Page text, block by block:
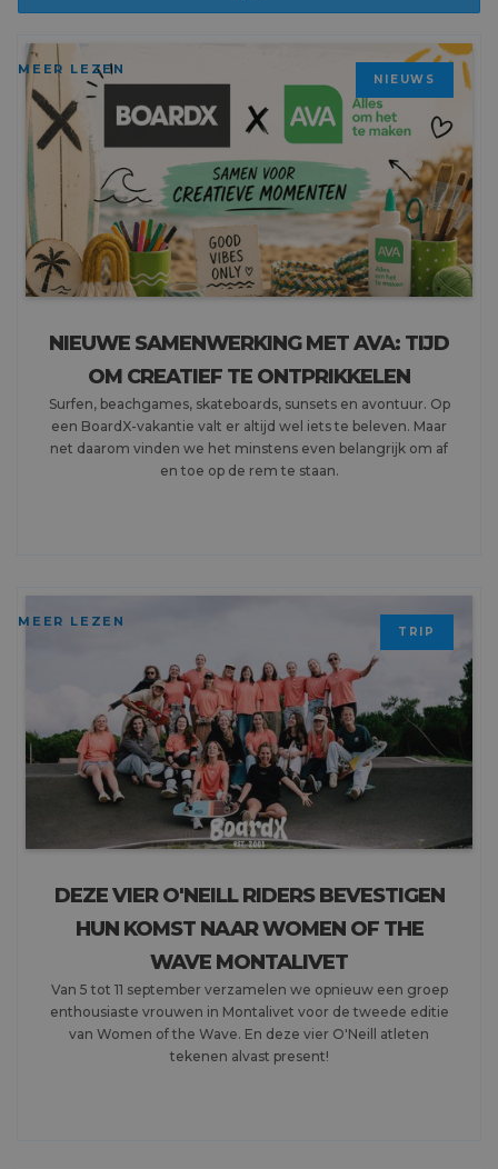
NIEUWE SAMENWERKING MET AVA: TIJD
OM CREATIEF TE ONTPRIKKELEN
Surfen, beachgames, skateboards, sunsets en avontuur. Op
een BoardX-vakantie valt er altijd wel iets te beleven. Maar
net daarom vinden we het minstens even belangrijk om af
en toe op de rem te staan.
MEER LEZEN
NIEUWS
DEZE VIER O'NEILL RIDERS BEVESTIGEN
HUN KOMST NAAR WOMEN OF THE
WAVE MONTALIVET
Van 5 tot 11 september verzamelen we opnieuw een groep
enthousiaste vrouwen in Montalivet voor de tweede editie
van Women of the Wave. En deze vier O'Neill atleten
tekenen alvast present!
MEER LEZEN
TRIP